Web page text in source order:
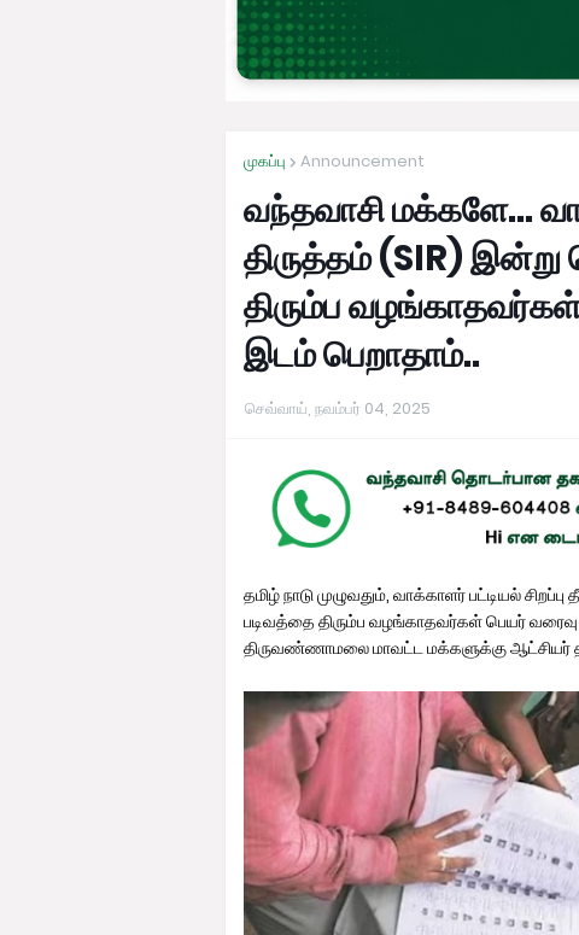
முகப்பு Announcement
வந்தவாசி மக்களே...
திருத்தம் (SIR)
திரும்ப
இடம் பெறாதாம்..
செவ்வாய், நவம்பர் 04, 2025
தமிழ் நாடு முழுவதும், வாக்காளர் பட்டியல்
படிவத்தை திரும்ப வழங்காதவர்கள் பெயர் வரைவு
திருவண்ணாமலை மாவட்ட மக்களுக்கு ஆட்சியர்